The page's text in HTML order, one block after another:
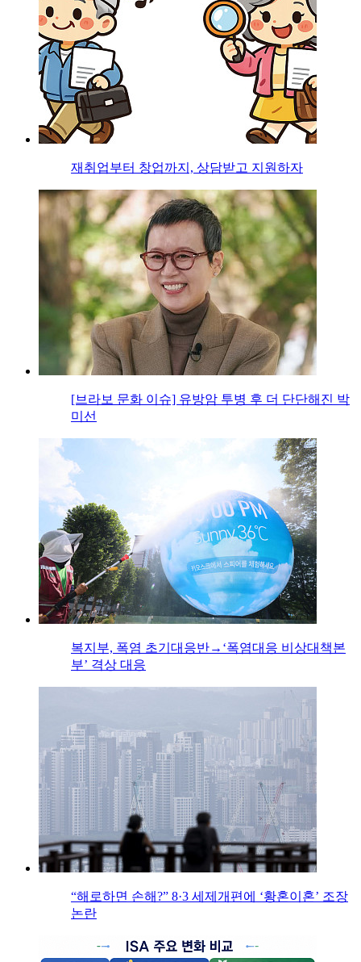
재취업부터 창업까지, 상담받고 지원하자
[브라보 문화 이슈] 유방암 투병 후 더 단단해진 박
미선
복지부, 폭염 초기대응반→‘폭염대응 비상대책본
부’ 격상 대응
“해로하면 손해?” 8·3 세제개편에 ‘황혼이혼’ 조장
논란